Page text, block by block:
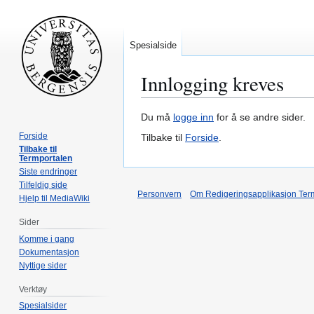
Innlogging kreves
Hopp
til
Hopp
til
Du må logge inn for å se andre sider.
Tilbake til Forside.
Spesialside
Forside
Tilbake til
Termportalen
Siste endringer
Tilfeldig side
Hjelp til MediaWiki
Sider
Komme i gang
Dokumentasjon
Nyttige sider
Verktøy
Spesialsider
Personvern Om Redigeringsapplikasjon